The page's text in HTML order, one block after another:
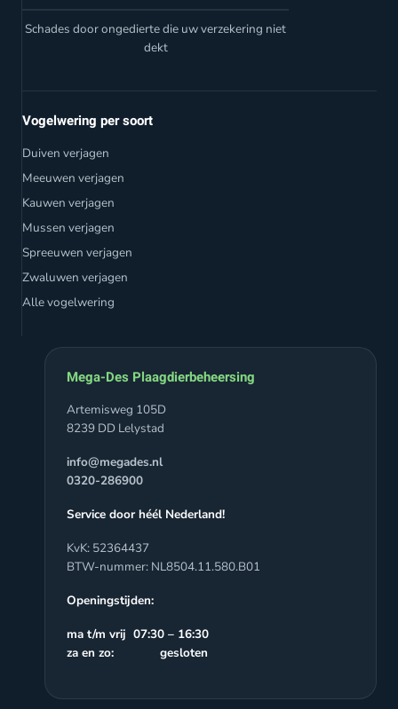
Schades door ongedierte die uw verzekering niet
dekt
Vogelwering per soort
Duiven verjagen
Meeuwen verjagen
Kauwen verjagen
Mussen verjagen
Spreeuwen verjagen
Zwaluwen verjagen
Alle vogelwering
Mega-Des Plaagdierbeheersing
Artemisweg 105D
8239 DD Lelystad
info@megades.nl
0320-286900
Service door héél Nederland!
KvK: 52364437
BTW-nummer: NL8504.11.580.B01
Openingstijden:
ma t/m vrij 07:30 – 16:30
za en zo: gesloten